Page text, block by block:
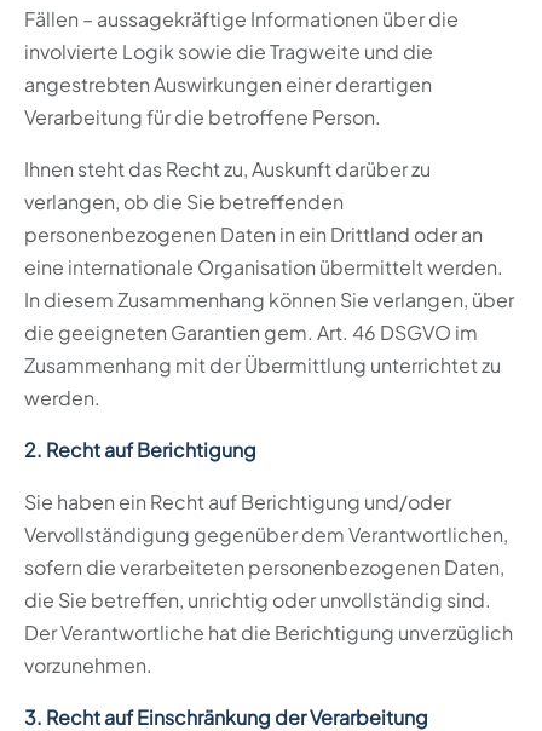
Fällen – aussagekräftige Informationen über die
involvierte Logik sowie die Tragweite und die
angestrebten Auswirkungen einer derartigen
Verarbeitung für die betroffene Person.
Ihnen steht das Recht zu, Auskunft darüber zu
verlangen, ob die Sie betreffenden
personenbezogenen Daten in ein Drittland oder an
eine internationale Organisation übermittelt werden.
In diesem Zusammenhang können Sie verlangen, über
die geeigneten Garantien gem. Art. 46 DSGVO im
Zusammenhang mit der Übermittlung unterrichtet zu
werden.
2. Recht auf Berichtigung
Sie haben ein Recht auf Berichtigung und/oder
Vervollständigung gegenüber dem Verantwortlichen,
sofern die verarbeiteten personenbezogenen Daten,
die Sie betreffen, unrichtig oder unvollständig sind.
Der Verantwortliche hat die Berichtigung unverzüglich
vorzunehmen.
3. Recht auf Einschränkung der Verarbeitung